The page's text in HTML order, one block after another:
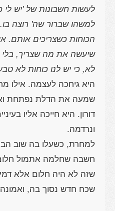
לעשות חשבונות של 'יש לי
למשהו שברור שה' רוצה
הכוחות כשצריכים אותם.
שיעשה את מה שצריך, בלי
לא, כי יש לנו כוחות לא
היא גיחכה לעצמה. אילו
שמעה את הדלת נפתחת
דורון. היא חייכה אליו
למחרת, כשעלו בה שוב
חשבה שחלמה אתמול
שזה לא היה חלום אלא